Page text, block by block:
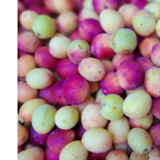
BUCHEN
DETAILS